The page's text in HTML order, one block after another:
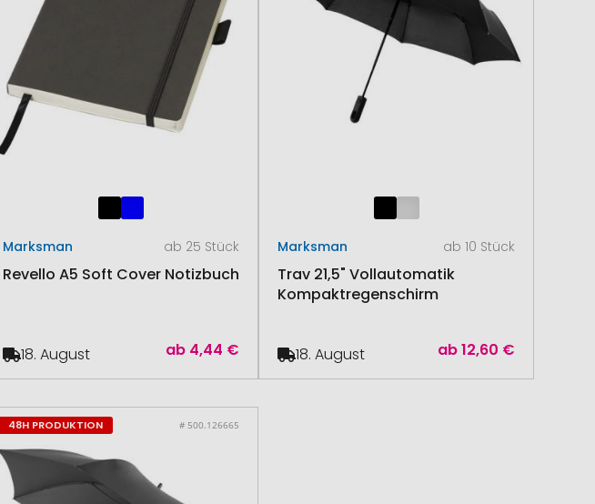
Marksman ab 25 Stück
Revello A5 Soft Cover Notizbuch
ab 4,44 €
18. August
Marksman ab 10 Stück
Trav 21,5" Vollautomatik
Kompaktregenschirm
ab12,60 €
18. August
48H PRODUKTION # 500.126665